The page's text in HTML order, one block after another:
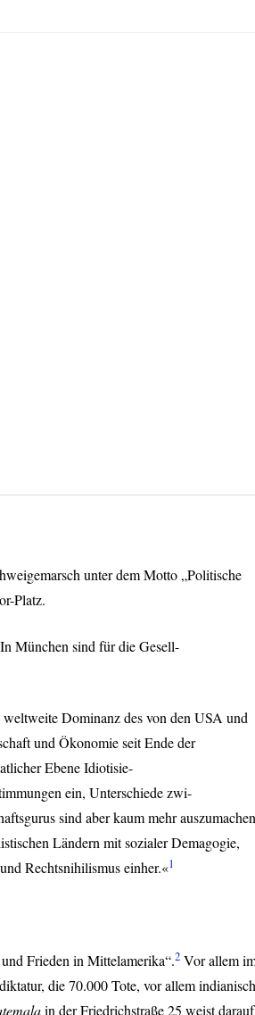
unter dem Motto „Politische
Platz.
München sind für die Gesell-
Dominanz des von den USA und
und Ökonomie seit Ende der
Ebene Idiotisie-
ein, Unterschiede zwi-
sind aber kaum mehr
Ländern mit sozialer Demagogie,
Rechtsnihilismus einher.«1
Frieden in Mittelamerika“.2 Vor allem
die 70.000 Tote, vor allem
in der Friedrichstraße 25 weist darauf